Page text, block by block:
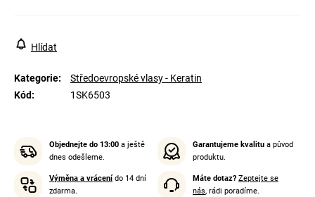
Kategorie:
Středoevropské vlasy - Keratin
Kód: 1SK6503
Hlídat
Objednejte do 13:00 a ještě
dnes odešleme.
Garantujeme kvalitu a původ
produktu.
Výměna a vrácenído 14 dní
zdarma.
Máte dotaz? Zeptejte se
nás, rádi poradíme.